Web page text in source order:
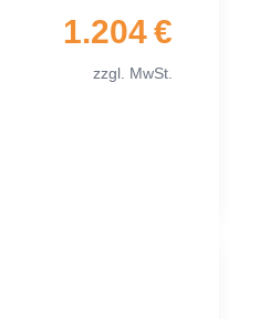
1.204 €
zzgl. MwSt.